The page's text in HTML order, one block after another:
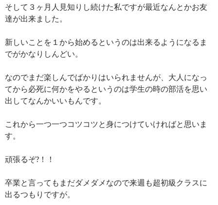
そして３ヶ月人見知りし続けた私ですが最近なんとかお友
達が出来ました。
新しいことを１から始めるというのは出来るようになるま
でがかなりしんどい。
なのでまだ楽しんでばかりはいられませんが、大人になっ
てから必死に何かをやるというのは学生の時の部活を思い
出してなんかいいもんです。
これから一つ一つコツコツと身につけていければと思いま
す。
頑張るぞ?！！
卒業と言ってもまだダメダメなので来週も超初級クラスに
出るつもりですが。